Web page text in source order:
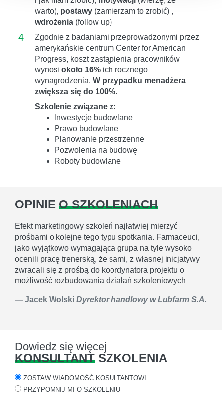
warto), postawy (zamierzam to zrobić) ,
wdrożenia (follow up)
4
Zgodnie z badaniami przeprowadzonymi przez
amerykańskie centrum Center for American
Progress, koszt zastąpienia pracowników
wynosi około 16% ich rocznego
wynagrodzenia. W przypadku menadżera
zwiększa się do 100%.
Szkolenie związane z:
Inwestycje budowlane
Prawo budowlane
Planowanie przestrzenne
Pozwolenia na budowę
Roboty budowlane
OPINIE O SZKOLENIACH
Efekt marketingowy szkoleń najłatwiej mierzyć
prośbami o kolejne tego typu spotkania. Farmaceuci,
jako wyjątkowo wymagająca grupa na tyle wysoko
ocenili pracę trenerską, że sami, z własnej inicjatywy
zwracali się z prośbą do koordynatora projektu o
możliwość rozbudowania działań szkoleniowych
Jacek Wolski Dyrektor handlowy w Lubfarm S.A.
Dowiedz się więcej
KONSULTANT SZKOLENIA
ZOSTAW WIADOMOŚĆ KOSULTANTOWI
PRZYPOMNIJ MI O SZKOLENIU